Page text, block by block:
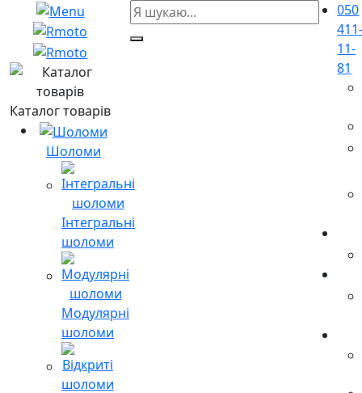
Каталог товарів
Шоломи
Інтегральні
шоломи
Модулярні
шоломи
050
11-
81